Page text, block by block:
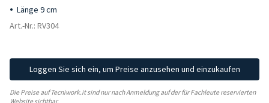
Länge 9 cm
Art.-Nr.: RV304
Loggen Sie sich ein, um Preise anzusehen und einzukaufen
Die Preise auf Tecniwork.it sind nur nach Anmeldung auf der für Fachleute reservierten
Website sichtbar.